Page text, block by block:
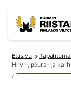
Etusivu
Hirvi-, peura- ja